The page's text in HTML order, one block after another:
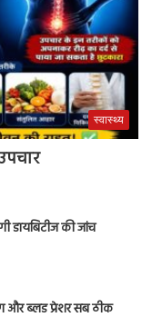
स्वास्थ्य
डायबिटीज की जांच
और ब्लड प्रेशर सब ठीक